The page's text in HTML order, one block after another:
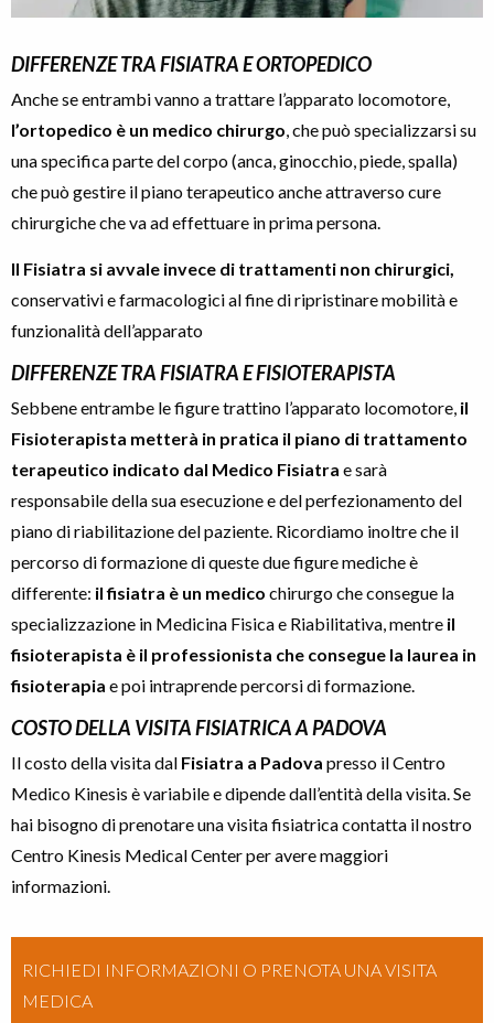
DIFFERENZE TRA FISIATRA E ORTOPEDICO
Anche se entrambi vanno a trattare l’apparato locomotore,
l’ortopedico è un medico chirurgo, che può specializzarsi su
una specifica parte del corpo (anca, ginocchio, piede, spalla)
che può gestire il piano terapeutico anche attraverso cure
chirurgiche che va ad effettuare in prima persona.
Il Fisiatra si avvale invece di trattamenti non chirurgici,
conservativi e farmacologici al fine di ripristinare mobilità e
funzionalità dell’apparato
DIFFERENZE TRA FISIATRA E FISIOTERAPISTA
Sebbene entrambe le figure trattino l’apparato locomotore, il
Fisioterapista metterà in pratica il piano di trattamento
terapeutico indicato dal Medico Fisiatra e sarà
responsabile della sua esecuzione e del perfezionamento del
piano di riabilitazione del paziente. Ricordiamo inoltre che il
percorso di formazione di queste due figure mediche è
differente: il fisiatra è un medico chirurgo che consegue la
specializzazione in Medicina Fisica e Riabilitativa, mentre il
fisioterapista è il professionista che consegue la laurea in
fisioterapia e poi intraprende percorsi di formazione.
COSTO DELLA VISITA FISIATRICA A PADOVA
Il costo della visita dal Fisiatra a Padova presso il Centro
Medico Kinesis è variabile e dipende dall’entità della visita.Se
hai bisogno di prenotare una visita fisiatrica contatta il nostro
Centro Kinesis Medical Center per avere maggiori
informazioni.
RICHIEDI INFORMAZIONI O PRENOTA UNA VISITA
MEDICA